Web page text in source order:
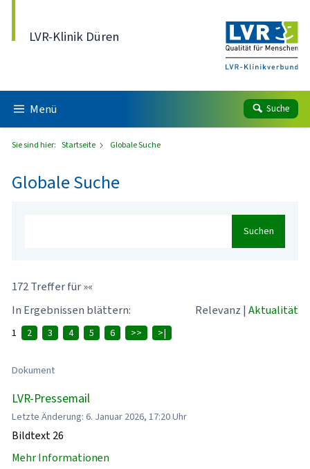
LVR-Klinik Düren
Menü Suche
Sie sind hier: Startseite Globale Suche
Globale Suche
Suchen
172 Treffer für »«
In Ergebnissen blättern:
Relevanz | Aktualität
1 2 3 4 5 6 >> >|
Dokument
LVR-Pressemail
Letzte Änderung: 6. Januar 2026, 17:20 Uhr
Bildtext 26
Mehr Informationen